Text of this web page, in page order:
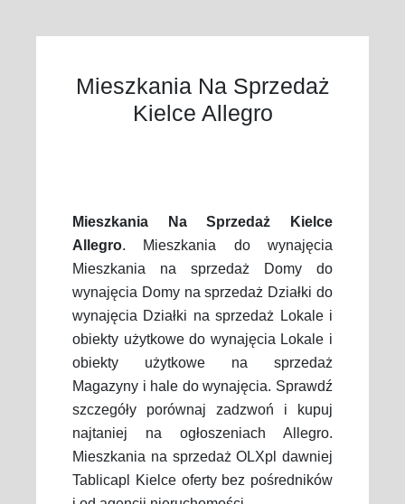
Mieszkania Na Sprzedaż
Kielce Allegro
Mieszkania Na Sprzedaż Kielce
Allegro. Mieszkania do wynajęcia
Mieszkania na sprzedaż Domy do
wynajęcia Domy na sprzedaż Działki do
wynajęcia Działki na sprzedaż Lokale i
obiekty użytkowe do wynajęcia Lokale i
obiekty użytkowe na sprzedaż
Magazyny i hale do wynajęcia. Sprawdź
szczegóły porównaj zadzwoń i kupuj
najtaniej na ogłoszeniach Allegro.
Mieszkania na sprzedaż OLXpl dawniej
Tablicapl Kielce oferty bez pośredników